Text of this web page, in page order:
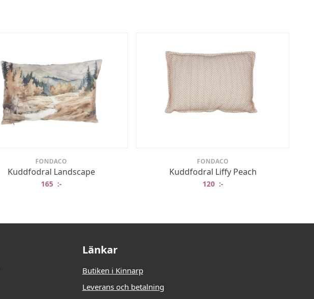
FONDACO
Kuddfodral Landscape
165 :-
FONDACO
Kuddfodral Liffy Peach
120 :-
Länkar
Butiken i Kinnarp
Leverans och betalning